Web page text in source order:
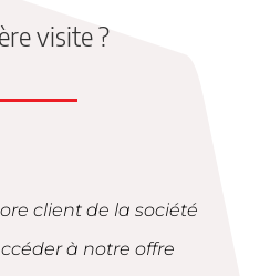
visite ?
client de la société
à notre offre